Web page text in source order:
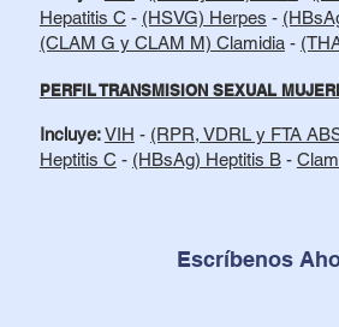
Hepatitis C - (HSVG) Herpes -
(CLAM G y CLAM M) Clamidia-
PERFIL TRANSMISION SEXUAL
Incluye:VIH - (RPR, VDRL y FTA
Heptitis C - (HBsAg) Heptitis B-
Escríbenos